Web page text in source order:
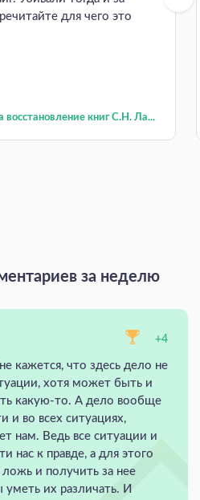
для чего это
восстановление книг С.Н. Ла...
за неделю
+4
кажется, что здесь дело не
хотя может быть и
какую-то. А дело вообще
и во всех ситуациях,
нам. Ведь все ситуации и
нас к правде, а для этого
и получить за нее
уметь их различать. И